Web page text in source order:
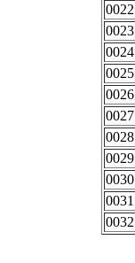
0022
0023
0024
0025
0026
0027
0028
0029
0030
0031
0032